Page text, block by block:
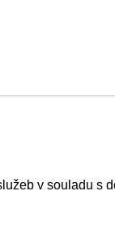
v souladu s